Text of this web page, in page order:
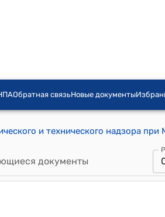
Обратная связьНовые документы
документы